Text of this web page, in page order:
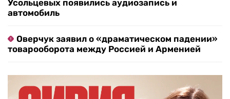
Усольцевых появились аудиозапись и
автомобиль
Оверчук заявил о «драматическом падении»
товарооборота между Россией и Арменией